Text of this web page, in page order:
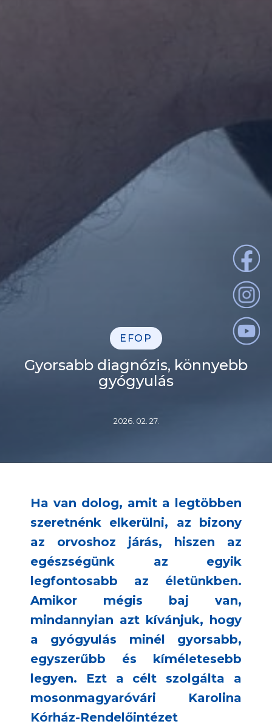
EFOP
Gyorsabb diagnózis, könnyebb
gyógyulás
2026. 02. 27.
Ha van dolog, amit a legtöbben
szeretnénk elkerülni, az bizony
az orvoshoz járás, hiszen az
egészségünk az egyik
legfontosabb az életünkben.
Amikor mégis baj van,
mindannyian azt kívánjuk, hogy
a gyógyulás minél gyorsabb,
egyszerűbb és kíméletesebb
legyen. Ezt a célt szolgálta a
mosonmagyaróvári Karolina
Kórház-Rendelőintézet